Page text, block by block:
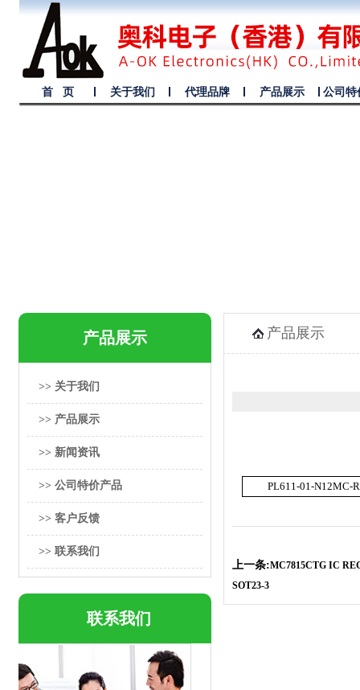
首 页 关于我们 代理品牌 产品展示 公司特
产品展示
>> 关于我们
>> 产品展示
>> 新闻资讯
>> 公司特价产品
>> 客户反馈
>> 联系我们
联系我们
产品展示
PL611-01-N12MC-
上一条:MC7815CTG IC
SOT23-3